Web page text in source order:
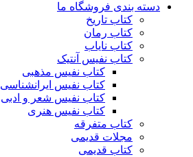
دسته بندی فروشگاه ما
کتاب تاریخ
کتاب رمان
کتاب نایاب
کتاب نفیس آنتیک
کتاب نفیس مذهبی
کتاب نفیس ایرانشناسی
کتاب نفیس شعر و ادبی
کتاب نفیس هنری
کتاب متفرقه
مجلات قدیمی
کتاب قدیمی